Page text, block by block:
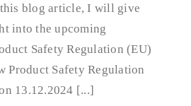
blog article, I will give
into the upcoming
Safety Regulation (EU)
Product Safety Regulation
13.12.2024 [...]